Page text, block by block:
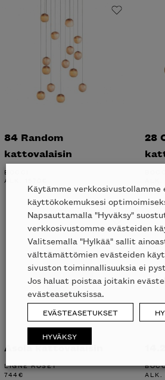
84 Random
kattovalaisin
BOCCI
ALK.
28
Asola kattovalaisin
LIGNE ROSET
744€ ALK.
Käytämme verkkosivustollamme
käyttökokemuksesi
Napsauttamalla "Hyväksy"
verkkosivustomme evästeiden
Valitsemalla "Hylkää" sallit
välttämättömien evästeiden
sivuston toiminnallisuuksia ei
Jos haluat poistaa joitakin
evästeasetuksissa.
EVÄSTEASETUKSET
HYVÄKSY